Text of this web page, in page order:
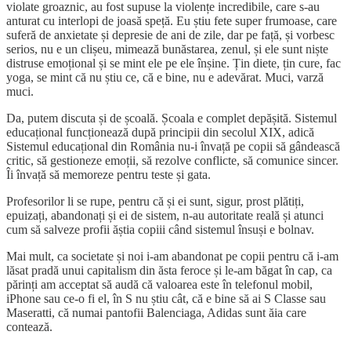
violate groaznic, au fost supuse la violențe incredibile, care s-au
anturat cu interlopi de joasă speță. Eu știu fete super frumoase, care
suferă de anxietate și depresie de ani de zile, dar pe față, și vorbesc
serios, nu e un clișeu, mimează bunăstarea, zenul, și ele sunt niște
distruse emoțional și se mint ele pe ele înșine. Țin diete, țin cure, fac
yoga, se mint că nu știu ce, că e bine, nu e adevărat. Muci, varză
muci.
Da, putem discuta și de școală. Școala e complet depășită. Sistemul
educațional funcționează după principii din secolul XIX, adică
Sistemul educațional din România nu-i învață pe copii să gândească
critic, să gestioneze emoții, să rezolve conflicte, să comunice sincer.
Îi învață să memoreze pentru teste și gata.
Profesorilor li se rupe, pentru că și ei sunt, sigur, prost plătiți,
epuizați, abandonați și ei de sistem, n-au autoritate reală și atunci
cum să salveze profii ăștia copiii când sistemul însuși e bolnav.
Mai mult, ca societate și noi i-am abandonat pe copii pentru că i-am
lăsat pradă unui capitalism din ăsta feroce și le-am băgat în cap, ca
părinți am acceptat să audă că valoarea este în telefonul mobil,
iPhone sau ce-o fi el, în S nu știu cât, că e bine să ai S Classe sau
Maseratti, că numai pantofii Balenciaga, Adidas sunt ăia care
contează.